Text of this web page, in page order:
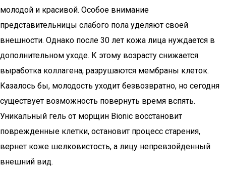
молодой и красивой. Особое внимание
представительницы слабого пола уделяют своей
внешности. Однако после 30 лет кожа лица нуждается в
дополнительном уходе. К этому возрасту снижается
выработка коллагена, разрушаются мембраны клеток.
Казалось бы, молодость уходит безвозвратно, но сегодня
существует возможность повернуть время вспять.
Уникальный гель от морщин Bionic восстановит
поврежденные клетки, остановит процесс старения,
вернет коже шелковистость, а лицу непревзойденный
внешний вид.